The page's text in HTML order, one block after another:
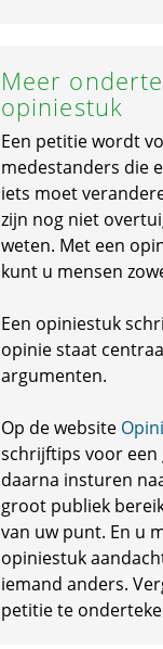
Meer
opiniestuk
Een petitie wordt
medestanders die
iets moet
zijn nog niet
weten. Met een
kunt u mensen
Een opiniestuk
opinie staat
argumenten.
Op de website
schrijftips voor
daarna insturen
groot publiek
van uw punt. En u
opiniestuk
iemand anders.
petitie te